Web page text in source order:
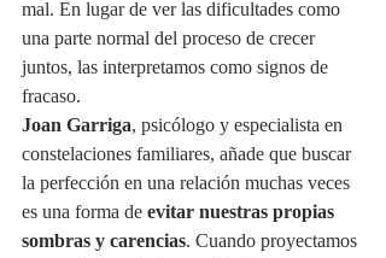
mal. En lugar de ver las dificultades como
una parte normal del proceso de crecer
juntos, las interpretamos como signos de
fracaso.
Joan Garriga, psicólogo y especialista en
constelaciones familiares, añade que buscar
la perfección en una relación muchas veces
es una forma de evitar nuestras propias
sombras y carencias. Cuando proyectamos